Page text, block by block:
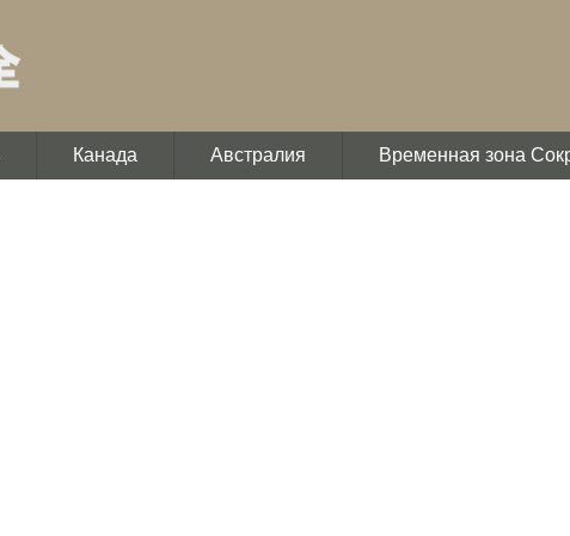
Канада Австралия Временная зона